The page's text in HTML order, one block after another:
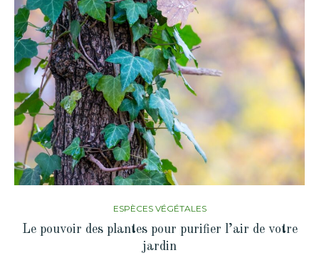
ESPÈCES VÉGÉTALES
Le pouvoir des plantes pour purifier l’air de votre
jardin